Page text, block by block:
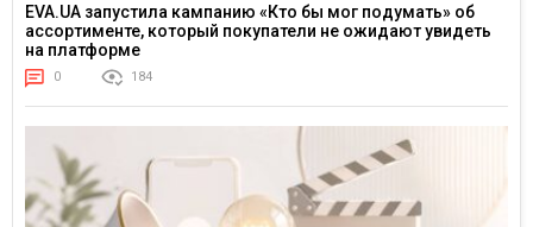
EVA.UA запустила кампанию «Кто бы мог подумать» об
ассортименте, который покупатели не ожидают увидеть
на платформе
0 184